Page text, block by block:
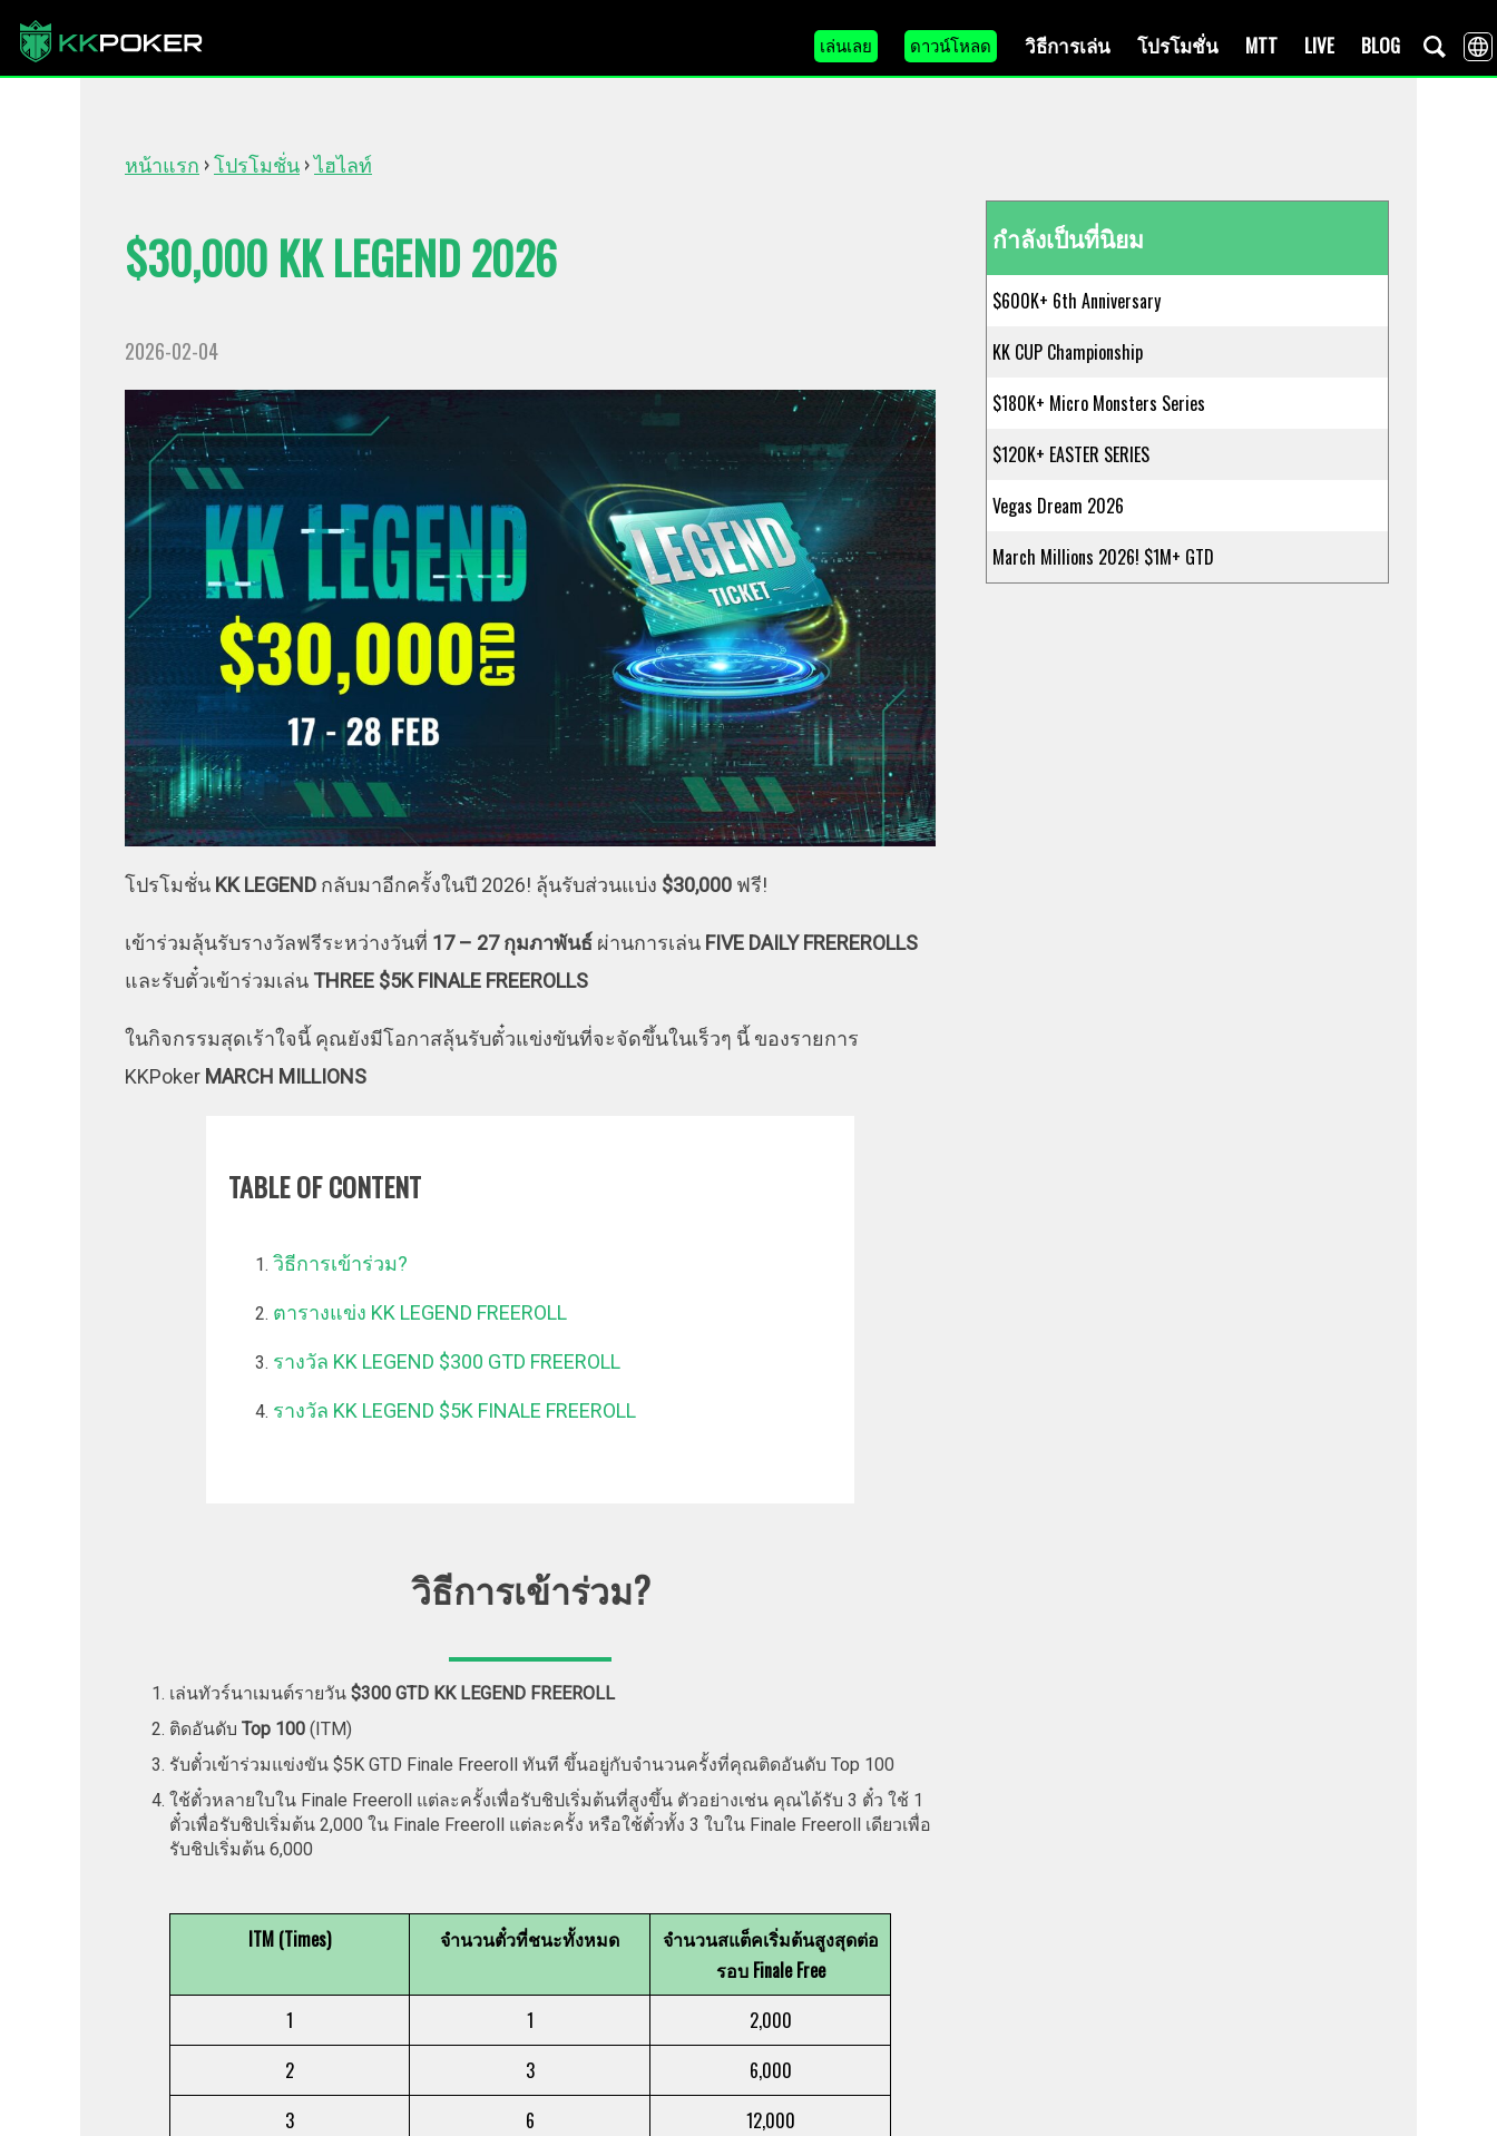
BLOG
LIVE
MTT
โปรโมชั่น
วิธีการเล่น
เล่นเลย ดาวน์โหลด
หน้าแรก ›โปรโมชั่น›ไฮไลท์
$30,000 KK LEGEND 2026
2026-02-04
โปรโมชั่น KK LEGEND กลับมาอีกครั้งในปี 2026! ลุ้นรับส่วนแบ่ง $30,000 ฟรี!
เข้าร่วมลุ้นรับรางวัลฟรีระหว่างวันที่ 17 – 27 กุมภาพันธ์ ผ่านการเล่น FIVE DAILY FREREROLLS
และรับตั๋วเข้าร่วมเล่น THREE $5K FINALE FREEROLLS
ในกิจกรรมสุดเร้าใจนี้ คุณยังมีโอกาสลุ้นรับตั๋วแข่งขันที่จะจัดขึ้นในเร็วๆ นี้ ของรายการ
KKPoker MARCH MILLIONS
TABLE OF CONTENT
วิธีการเข้าร่วม?
ตารางแข่ง KK LEGEND FREEROLL
รางวัล KK LEGEND $300 GTD FREEROLL
รางวัล KK LEGEND $5K FINALE FREEROLL
วิธีการเข้าร่วม?
เล่นทัวร์นาเมนต์รายวัน $300 GTD KK LEGEND FREEROLL
ติดอันดับ Top 100 (ITM)
รับตั๋วเข้าร่วมแข่งขัน $5K GTD Finale Freeroll ทันที ขึ้นอยู่กับจำนวนครั้งที่คุณติดอันดับ Top 100
ใช้ตั๋วหลายใบใน Finale Freeroll แต่ละครั้งเพื่อรับชิปเริ่มต้นที่สูงขึ้น ตัวอย่างเช่น คุณได้รับ 3 ตั๋ว ใช้ 1
ตั๋วเพื่อรับชิปเริ่มต้น 2,000 ใน Finale Freeroll แต่ละครั้ง หรือใช้ตั๋วทั้ง 3 ใบใน Finale Freeroll เดียวเพื่อ
รับชิปเริ่มต้น 6,000
ITM (Times) จำนวนตั๋วที่ชนะทั้งหมด
จำนวนสแต็คเริ่มต้นสูงสุดต่อ
รอบ Finale Free
1
1
2,000
2
3
6,000
3
6
12,000
กำลังเป็นที่นิยม
$600K+ 6th Anniversary
KK CUP Championship
$180K+ Micro Monsters Series
$120K+ EASTER SERIES
Vegas Dream 2026
March Millions 2026! $1M+ GTD